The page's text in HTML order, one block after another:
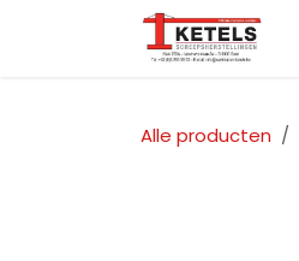
Overslaan naar inhoud
Alle producten